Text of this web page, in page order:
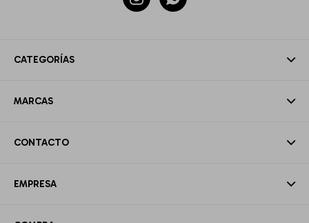
CATEGORÍAS
MARCAS
CONTACTO
EMPRESA